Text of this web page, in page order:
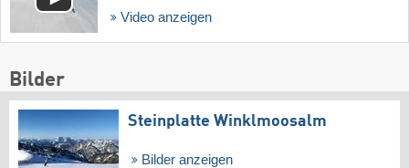
Video anzeigen
Bilder
Steinplatte Winklmoosalm
Bilder anzeigen